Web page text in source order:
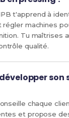
t'apprend à
machines
Tu maîtrises
qualité.
son
chaque
et propose